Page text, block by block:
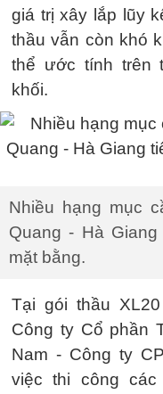
giá trị xây lắp lũy
thầu vẫn còn khó
thể ước tính trên
khối.
Nhiều hạng mục
Quang - Hà
mặt bằng.
Tại gói thầu
Công ty Cổ phần
Nam - Công ty
việc thi công